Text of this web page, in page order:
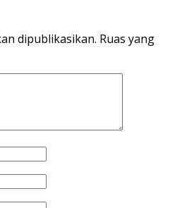
dipublikasikan. Ruas yang